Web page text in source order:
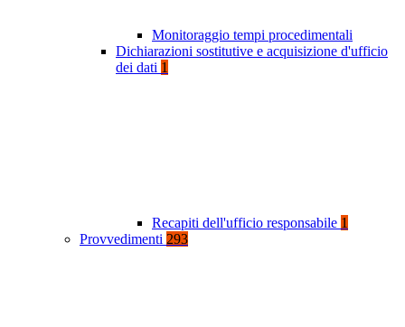
Monitoraggio tempi procedimentali
Dichiarazioni sostitutive e acquisizione d'ufficio
dei dati 1
Recapiti dell'ufficio responsabile 1
Provvedimenti 293